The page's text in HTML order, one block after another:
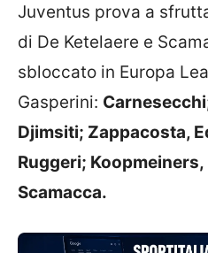
Juventus prova a
di De Ketelaere e
sbloccato in Europa
Gasperini:
Djimsiti; Zappacosta,
Ruggeri; Koopmeiners,
Scamacca.